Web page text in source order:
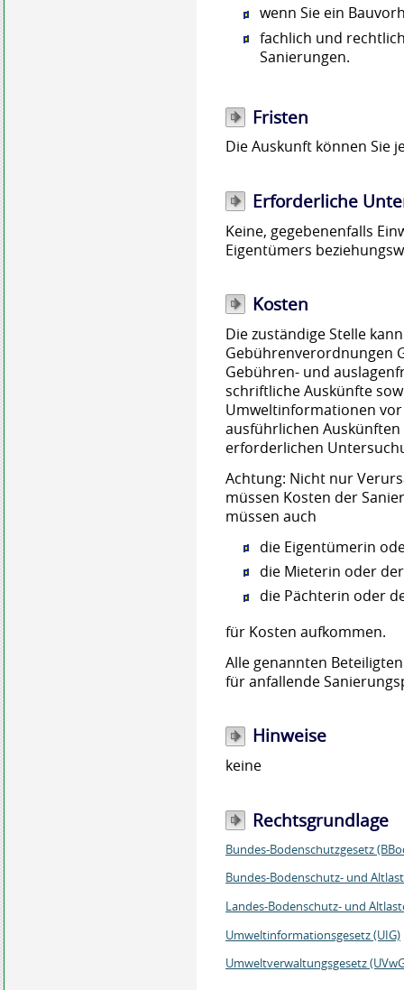
wenn Sie ein
fachlich und
Sanierungen.
Fristen
Die Auskunft können Sie
Erforderliche
Keine, gegebenenfalls
Eigentümers
Kosten
Die zuständige Stelle
Gebührenverordnungen
Gebühren- und
schriftliche Auskünfte
Umweltinformationen
ausführlichen
erforderlichen
Achtung: Nicht nur
müssen Kosten der
müssen auch
die Eigentümerin
die Mieterin oder
die Pächterin oder
für Kosten aufkommen.
Alle genannten
für anfallende
Hinweise
keine
Rechtsgrundlage
Bundes-Bodenschutzgesetz
Bundes-Bodenschutz- und
Landes-Bodenschutz- und
Umweltinformationsgesetz (UIG)
Umweltverwaltungsgesetz